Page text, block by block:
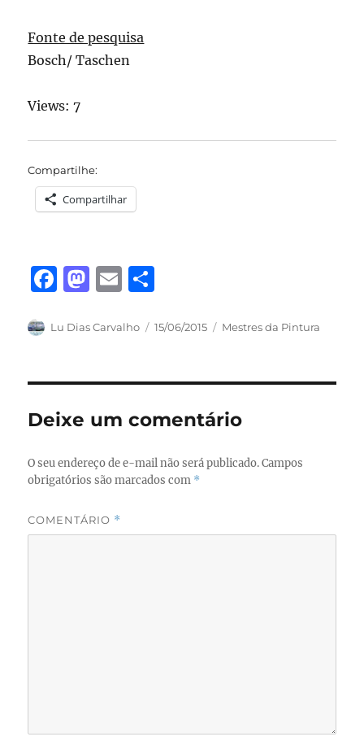
Fonte de pesquisa
Bosch/ Taschen
Views: 7
Compartilhe:
Compartilhar
F
c
b
o
o
k
M
st
d
o
n
E
ai a
Autor
Lu Dias Carvalho
Publicado
15/06/2015 Categorias
Mestres da Pintura
Deixe um comentário
O seu endereço de e-mail não será publicado. Campos
obrigatórios são marcados com *
COMENTÁRIO *